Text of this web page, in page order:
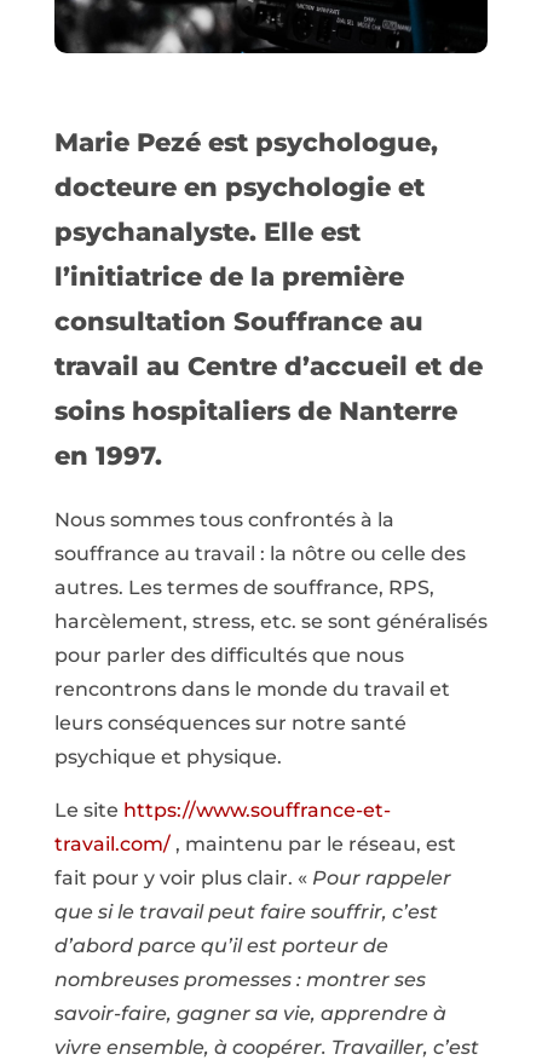
Marie Pezé est psychologue,
docteure en psychologie et
psychanalyste. Elle est
l’initiatrice de la première
consultation Souffrance au
travail au Centre d’accueil et de
soins hospitaliers de Nanterre
en 1997.
Nous sommes tous confrontés à la
souffrance au travail : la nôtre ou celle des
autres. Les termes de souffrance, RPS,
harcèlement, stress, etc. se sont généralisés
pour parler des difficultés que nous
rencontrons dans le monde du travail et
leurs conséquences sur notre santé
psychique et physique.
Le site https://www.souffrance-et-
travail.com/, maintenu par le réseau, est
fait pour y voir plus clair. « Pour rappeler
que si le travail peut faire souffrir, c’est
d’abord parce qu’il est porteur de
nombreuses promesses : montrer ses
savoir-faire, gagner sa vie, apprendre à
vivre ensemble, à coopérer. Travailler, c’est